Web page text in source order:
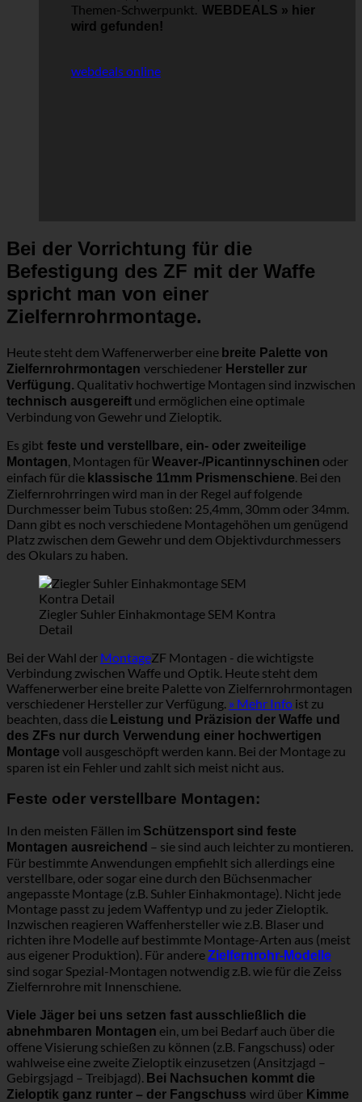
Themen-Schwerpunkt. WEBDEALS » hier
wird gefunden!
webdeals online
Bei der Vorrichtung für die
Befestigung des ZF mit der Waffe
spricht man von einer
Zielfernrohrmontage.
Heute steht dem Waffenerwerber eine breite Palette von
Zielfernrohrmontagen verschiedener Hersteller zur
Verfügung. Qualitativ hochwertige Montagen sind inzwischen
technisch ausgereift und ermöglichen eine optimale
Verbindung von Gewehr und Zieloptik.
Es gibt feste und verstellbare, ein- oder zweiteilige
Montagen, Montagen fürWeaver-/Picantinnyschinen oder
einfach für die klassische 11mm Prismenschiene. Bei den
Zielfernrohrringen wird man in der Regel auf folgende
Durchmesser beim Tubus stoßen: 25,4mm, 30mm oder 34mm.
Dann gibt es noch verschiedene Montagehöhen um genügend
Platz zwischen dem Gewehr und dem Objektivdurchmessers
des Okulars zu haben.
Ziegler Suhler Einhakmontage SEM Kontra
Detail
Bei der Wahl der MontageZF Montagen - die wichtigste
Verbindung zwischen Waffe und Optik. Heute steht dem
Waffenerwerber eine breite Palette von Zielfernrohrmontagen
verschiedener Hersteller zur Verfügung. » Mehr Info ist zu
beachten, dass die Leistung und Präzision der Waffe und
des ZFs nur durch Verwendung einer hochwertigen
Montage voll ausgeschöpft werden kann. Bei der Montage zu
sparen ist ein Fehler und zahlt sich meist nicht aus.
Feste oder verstellbare Montagen:
In den meisten Fällen im Schützensport sind feste
Montagen ausreichend – sie sind auch leichter zu montieren.
Für bestimmte Anwendungen empfiehlt sich allerdings eine
verstellbare, oder sogar eine durch den Büchsenmacher
angepasste Montage (z.B. Suhler Einhakmontage). Nicht jede
Montage passt zu jedem Waffentyp und zu jeder Zieloptik.
Inzwischen reagieren Waffenhersteller wie z.B. Blaser und
richten ihre Modelle auf bestimmte Montage-Arten aus (meist
aus eigener Produktion). Für andereZielfernrohr-Modelle
sind sogar Spezial-Montagen notwendig z.B. wie für die Zeiss
Zielfernrohre mit Innenschiene.
Viele Jäger bei uns setzen fast ausschließlich die
abnehmbaren Montagen ein, um bei Bedarf auch über die
offene Visierung schießen zu können (z.B. Fangschuss) oder
wahlweise eine zweite Zieloptik einzusetzen (Ansitzjagd –
Gebirgsjagd – Treibjagd). Bei Nachsuchen kommt die
Zieloptik ganz runter – der Fangschuss wird über Kimme